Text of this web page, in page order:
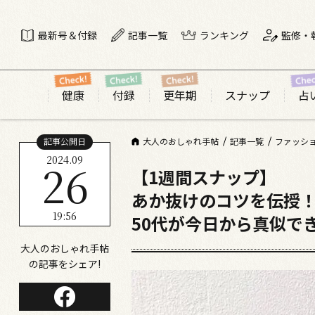
最新号＆付録 記事一覧 ランキング 監修・
健康 付録 更年期 スナップ 占
記事公開日
2024.09
26
19:56
大人のおしゃれ手帖
の記事をシェア!
大人のおしゃれ手帖 記事一覧 ファッシ
【1週間スナップ】
あか抜けのコツを伝授
50代が今日から真似で